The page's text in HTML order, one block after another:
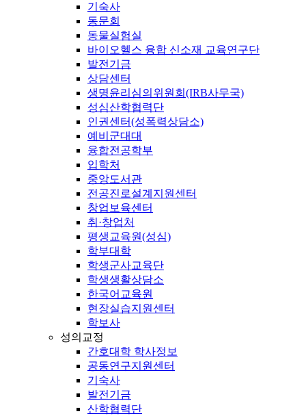
기숙사
동문회
동물실험실
바이오헬스 융합 신소재 교육연구단
발전기금
상담센터
생명윤리심의위원회(IRB사무국)
성심산학협력단
인권센터(성폭력상담소)
예비군대대
융합전공학부
입학처
중앙도서관
전공진로설계지원센터
창업보육센터
취·창업처
평생교육원(성심)
학부대학
학생군사교육단
학생생활상담소
한국어교육원
현장실습지원센터
학보사
성의교정
간호대학 학사정보
공동연구지원센터
기숙사
발전기금
산학협력단